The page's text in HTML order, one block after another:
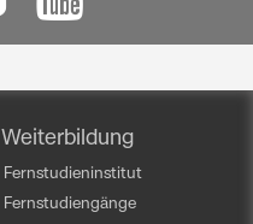
Weiterbildung
Fernstudieninstitut
Fernstudiengänge